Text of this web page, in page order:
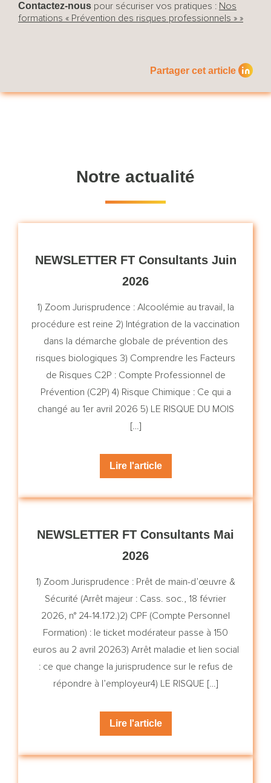
Contactez-nous pour sécuriser vos pratiques : Nos
formations « Prévention des risques professionnels » »
Partager cet article
Notre actualité
NEWSLETTER FT Consultants Juin
2026
1) Zoom Jurisprudence : Alcoolémie au travail, la
procédure est reine 2) Intégration de la vaccination
dans la démarche globale de prévention des
risques biologiques 3) Comprendre les Facteurs
de Risques C2P : Compte Professionnel de
Prévention (C2P) 4) Risque Chimique : Ce qui a
changé au 1er avril 2026 5) LE RISQUE DU MOIS
[…]
Lire l'article
NEWSLETTER FT Consultants Mai
2026
1) Zoom Jurisprudence : Prêt de main-d’œuvre &
Sécurité (Arrêt majeur : Cass. soc., 18 février
2026, n° 24-14.172.)2) CPF (Compte Personnel
Formation) : le ticket modérateur passe à 150
euros au 2 avril 20263) Arrêt maladie et lien social
: ce que change la jurisprudence sur le refus de
répondre à l’employeur4) LE RISQUE […]
Lire l'article